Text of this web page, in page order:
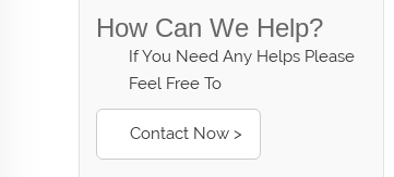
How Can We Help?
If You Need Any Helps Please
Feel Free To
Contact Now >